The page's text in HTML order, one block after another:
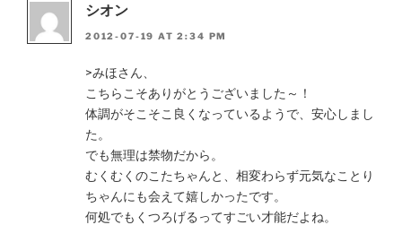
シオン
2012-07-19 AT 2:34 PM
>みほさん、
こちらこそありがとうございました～！
体調がそこそこ良くなっているようで、安心しまし
た。
でも無理は禁物だから。
むくむくのこたちゃんと、相変わらず元気なことり
ちゃんにも会えて嬉しかったです。
何処でもくつろげるってすごい才能だよね。